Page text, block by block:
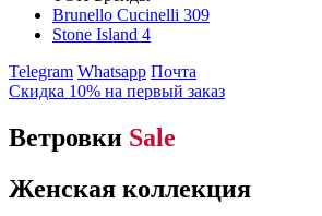
Brunello Cucinelli 309
Stone Island 4
Telegram Whatsapp Почта
Скидка 10% на первый заказ
Ветровки Sale
Женская коллекция